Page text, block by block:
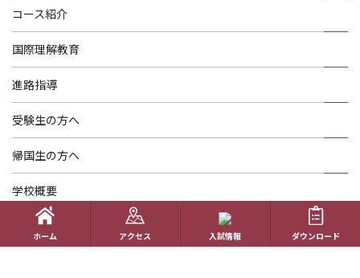
コース紹介
国際理解教育
進路指導
受験生の方へ
帰国生の方へ
学校概要
在校生の方へ
ホーム アクセス 入試情報 ダウンロード